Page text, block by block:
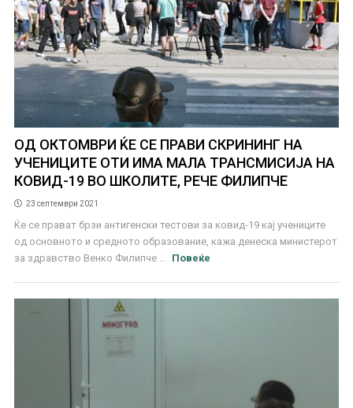
ОД ОКТОМВРИ ЌЕ СЕ ПРАВИ СКРИНИНГ НА
УЧЕНИЦИТЕ ОТИ ИМА МАЛА ТРАНСМИСИЈА НА
КОВИД-19 ВО ШКОЛИТЕ, РЕЧЕ ФИЛИПЧЕ
23 септември 2021
Ќе се прават брзи антигенски тестови за ковид-19 кај учениците
од основното и средното образование, кажа денеска министерот
за здравство Венко Филипче ...
Повеќе